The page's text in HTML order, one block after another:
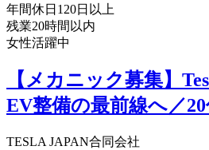
年間休日120日以上
残業20時間以内
女性活躍中
【メカニック募集】
EV整備の最前線へ／
TESLA JAPAN合同会社